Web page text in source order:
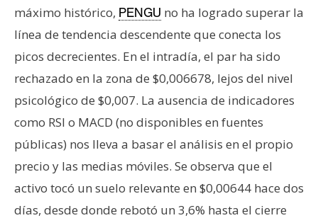
máximo histórico, PENGU no ha logrado superar la
línea de tendencia descendente que conecta los
picos decrecientes. En el intradía, el par ha sido
rechazado en la zona de $0,006678, lejos del nivel
psicológico de $0,007. La ausencia de indicadores
como RSI o MACD (no disponibles en fuentes
públicas) nos lleva a basar el análisis en el propio
precio y las medias móviles. Se observa que el
activo tocó un suelo relevante en $0,00644 hace dos
días, desde donde rebotó un 3,6% hasta el cierre